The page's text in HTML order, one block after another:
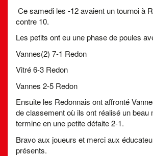
Ce samedi les -12 avaient un tournoi à
contre 10.
Les petits ont eu une phase de poules
Vannes(2) 7-1 Redon
Vitré 6-3 Redon
Vannes 2-5 Redon
Ensuite les Redonnais ont affronté
de classement où ils ont réalisé un beau
termine en une petite défaite 2-1.
Bravo aux joueurs et merci aux
présents.